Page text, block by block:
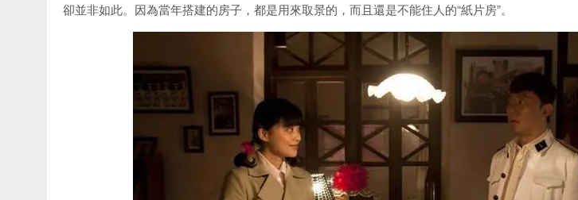
卻並非如此。因為當年搭建的房子，都是用來取景的，而且還是不能住人的“紙片房”。